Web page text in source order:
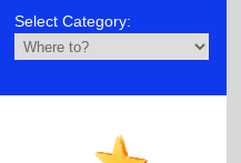
Select Category: